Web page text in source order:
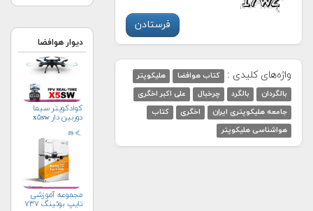
واژه‌های کلیدی : کتاب هوافضا
هلیکوپتر
بالگردان
بالگرد چرخبال
علی اکبر اخگری
جامعه هلیکوپتری ایران
اخگری
کتاب
هواشناسی هلیکوپتر
دیوار هوافضا
کوادکوپتر سیما
دوربین دار x۵sw
مجموعه آموزشی
تایپ بوئینگ ۷۳۷